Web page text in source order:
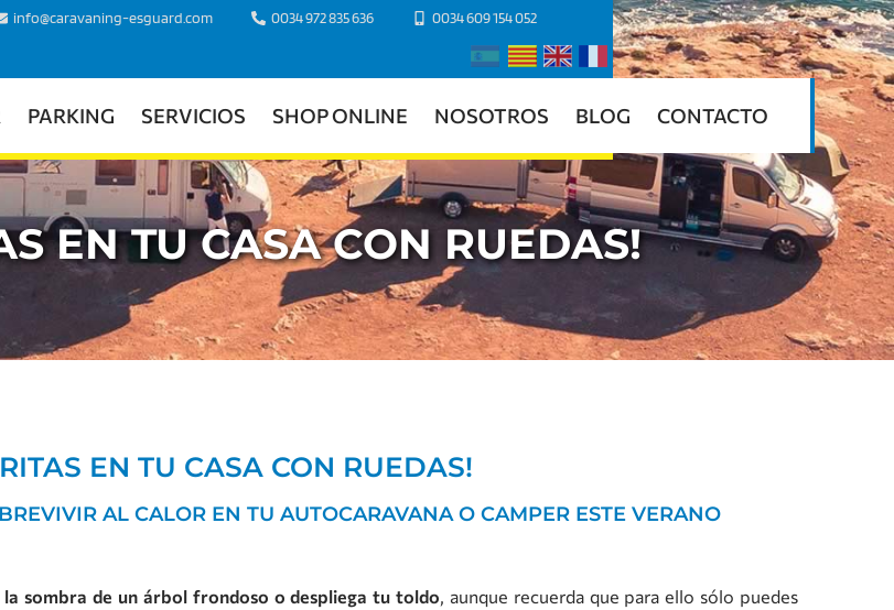
info@caravaning-esguard.com 0034 972 835 636 0034 609 154 052
PARKING SERVICIOS SHOP ONLINE NOSOTROS BLOG CONTACTO
EN TU CASA CON RUEDAS!
EN TU CASA CON RUEDAS!
AL CALOR EN TU AUTOCARAVANA O CAMPER ESTE VERANO
sombra de un árbol frondoso o despliega tu toldo, aunque recuerda que para ello sólo puedes